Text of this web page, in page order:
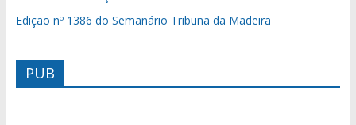
Edição nº 1386 do Semanário Tribuna da Madeira
PUB